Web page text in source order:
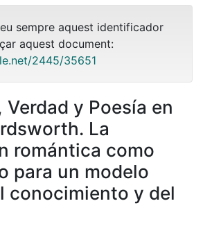
sempre aquest identificador
aquest document:
2445/35651
Verdad y Poesía en
La
romántica como
para un modelo
conocimiento y del